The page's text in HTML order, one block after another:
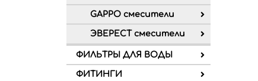
GAPPO смесители
ЭВЕРЕСТ смесители
ФИЛЬТРЫ ДЛЯ ВОДЫ
ФИТИНГИ